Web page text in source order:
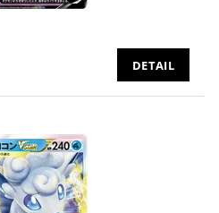
DETAIL